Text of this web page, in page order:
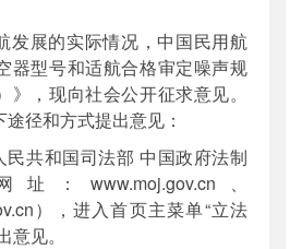
发展的实际情况，中国民用航
器型号和适航合格审定噪声规
》，现向社会公开征求意见。
径和方式提出意见：
民共和国司法部 中国政府法制
：www.moj.gov.cn、
），进入首页主菜单“立法
意见。